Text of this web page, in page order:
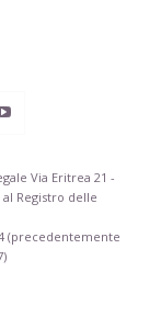
Via Eritrea 21 -
Registro delle
(precedentemente